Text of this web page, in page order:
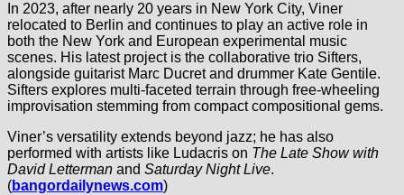
In 2023, after nearly 20 years in New York City, Viner
relocated to Berlin and continues to play an active role in
both the New York and European experimental music
scenes. His latest project is the collaborative trio Sifters,
alongside guitarist Marc Ducret and drummer Kate Gentile.
Sifters explores multi-faceted terrain through free-wheeling
improvisation stemming from compact compositional gems.
Viner’s versatility extends beyond jazz; he has also
performed with artists like Ludacris on The Late Show with
David Letterman and Saturday Night Live.
(bangordailynews.com)